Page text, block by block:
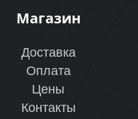
Магазин
Доставка
Оплата
Цены
Контакты